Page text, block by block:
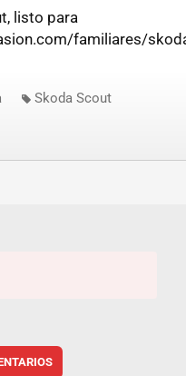
listo para
familiares/
Skoda Scout